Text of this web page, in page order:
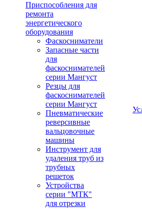
Приспособления для
ремонта
энергетического
оборудования
Фаскосниматели
Запасные части
для
фаскоснимателей
серии Мангуст
Резцы для
фаскоснимателей
серии Мангуст
Пневматические
реверсивные
вальцовочные
машины
Инструмент для
удаления труб из
трубных
решеток
Устройства
серии "МТК"
для отрезки